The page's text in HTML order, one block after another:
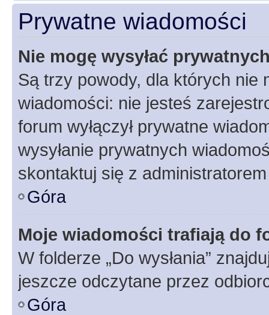
Prywatne wiadomości
Nie mogę wysyłać
Są trzy powody, dla których nie
wiadomości: nie jesteś
forum wyłączył prywatne
wysyłanie prywatnych
skontaktuj się z
Góra
Moje wiadomości trafiają do
W folderze „Do wysłania”
jeszcze odczytane przez
Góra